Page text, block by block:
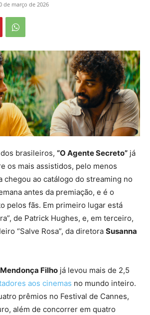
de março de 2026
brasileiros, “O Agente Secreto” já
os mais assistidos, pelo menos
chegou ao catálogo do streaming no
antes da premiação, e é o
pelos fãs. Em primeiro lugar está
de Patrick Hughes, e, em terceiro,
“Salve Rosa”, da diretora Susanna
Filho já levou mais de 2,5
aos cinemas no mundo inteiro.
prêmios no Festival de Cannes,
além de concorrer em quatro